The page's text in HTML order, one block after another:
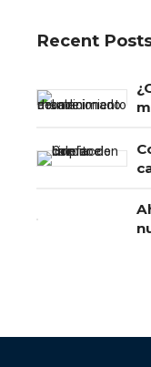
Recent